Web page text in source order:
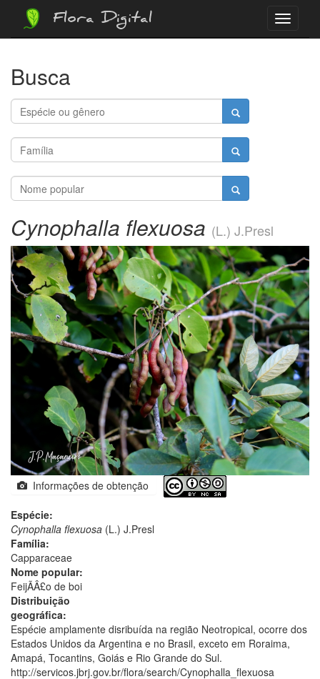
Menu
Flora Digital
Busca
Cynophalla flexuosa (L.) J.Presl
Informações de obtenção
Espécie:
Cynophalla flexuosa (L.) J.Presl
Família:
Capparaceae
Nome popular:
FeijÃÂ£o de boi
Distribuição
geográfica:
Espécie amplamente disribuída na região Neotropical, ocorre dos
Estados Unidos da Argentina e no Brasil, exceto em Roraima,
Amapá, Tocantins, Goiás e Rio Grande do Sul.
http://servicos.jbrj.gov.br/flora/search/Cynophalla_flexuosa